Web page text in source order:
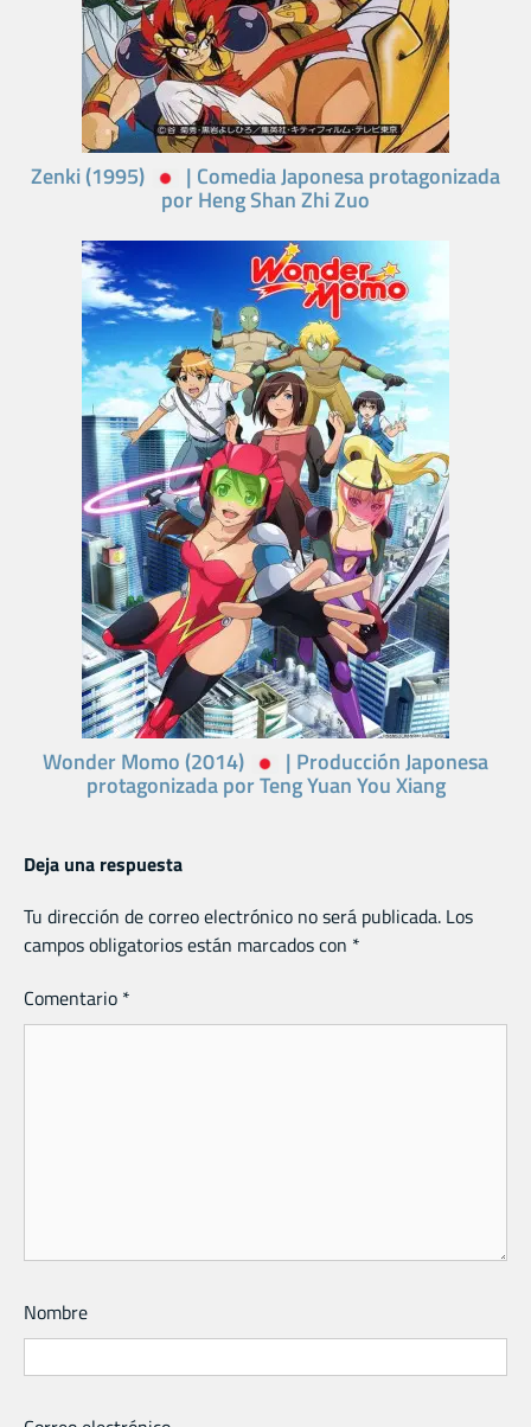
Zenki (1995) | Comedia Japonesa protagonizada
por Heng Shan Zhi Zuo
Wonder Momo (2014) | Producción Japonesa
protagonizada por Teng Yuan You Xiang
Deja una respuesta
Tu dirección de correo electrónico no será publicada. Los
campos obligatorios están marcados con *
Comentario *
Nombre